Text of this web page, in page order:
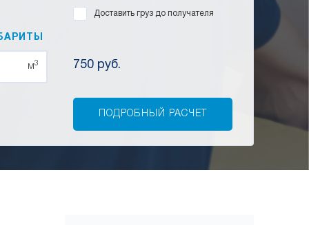
Доставить груз до получателя
м3 750 руб.